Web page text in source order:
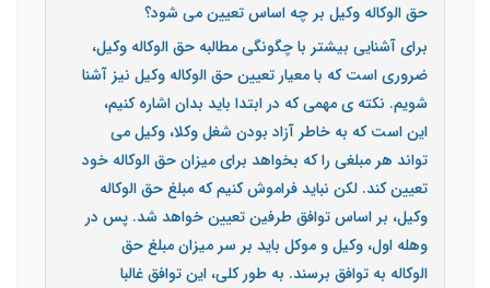
حق الوکاله وکیل بر چه اساس تعیین می شود؟
برای آشنایی بیشتر با چگونگی مطالبه حق الوکاله وکیل،
ضروری است که با معیار تعیین حق الوکاله وکیل نیز آشنا
شویم. نکته ی مهمی که در ابتدا باید بدان اشاره کنیم،
این است که به خاطر آزاد بودن شغل وکلا، وکیل می
تواند هر مبلغی را که بخواهد برای میزان حق الوکاله خود
تعیین کند. لکن نباید فراموش کنیم که مبلغ حق الوکاله
وکیل، بر اساس توافق طرفین تعیین خواهد شد. پس در
وهله اول، وکیل و موکل باید بر سر میزان مبلغ حق
الوکاله به توافق برسند. به طور کلی، این توافق غالبا